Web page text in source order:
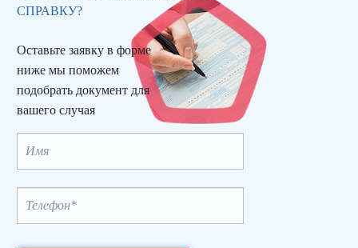
СПРАВКУ?
Оставьте заявку в форме
ниже мы поможем
подобрать документ для
вашего случая